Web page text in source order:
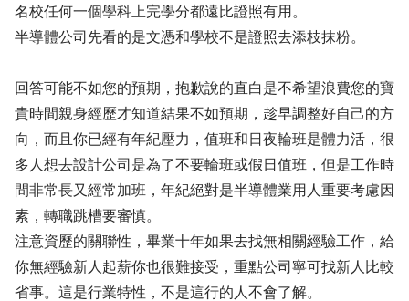
名校任何一個學科上完學分都遠比證照有用。
半導體公司先看的是文憑和學校不是證照去添枝抹粉。
回答可能不如您的預期，抱歉說的直白是不希望浪費您的寶
貴時間親身經歷才知道結果不如預期，趁早調整好自己的方
向，而且你已經有年紀壓力，值班和日夜輪班是體力活，很
多人想去設計公司是為了不要輪班或假日值班，但是工作時
間非常長又經常加班，年紀絕對是半導體業用人重要考慮因
素，轉職跳槽要審慎。
注意資歷的關聯性，畢業十年如果去找無相關經驗工作，給
你無經驗新人起薪你也很難接受，重點公司寧可找新人比較
省事。這是行業特性，不是這行的人不會了解。